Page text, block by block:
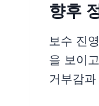
향후
보수 진
을 보이
거부감